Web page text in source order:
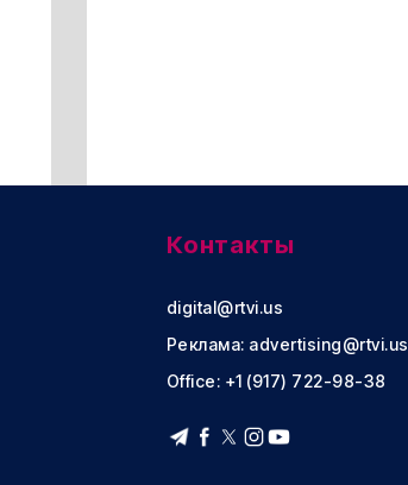
Контакты
digital@rtvi.us
Реклама: advertising@rtvi.us
Office: +1 (917) 722-98-38